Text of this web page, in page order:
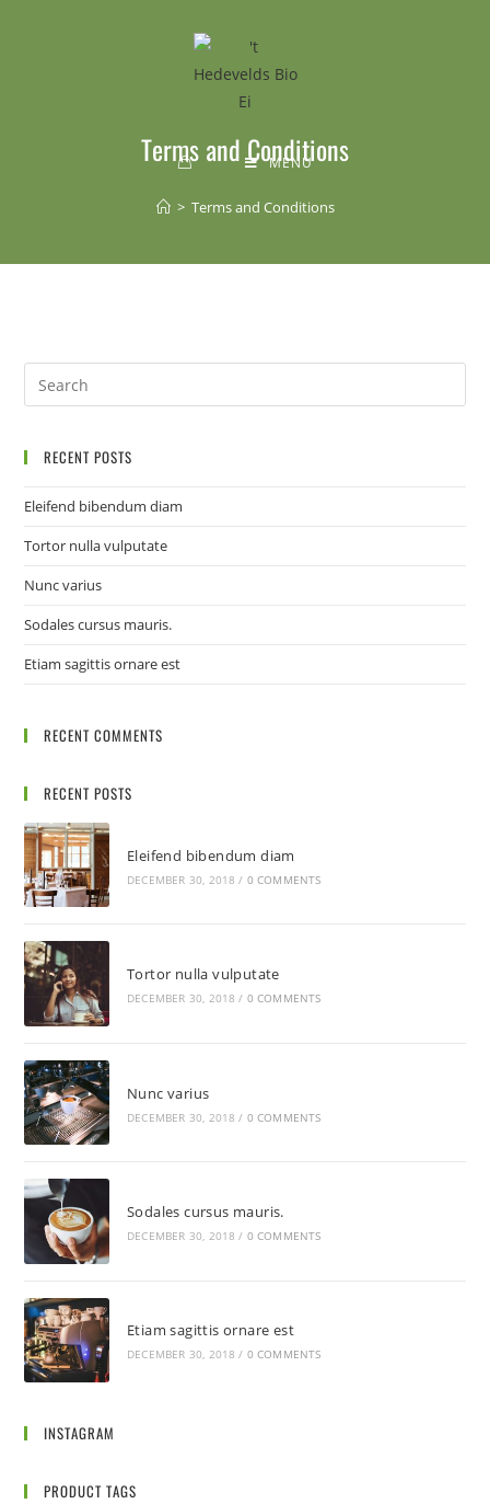
MENU
Terms and Conditions
> Terms and Conditions
RECENT POSTS
Eleifend bibendum diam
Tortor nulla vulputate
Nunc varius
Sodales cursus mauris.
Etiam sagittis ornare est
RECENT COMMENTS
RECENT POSTS
Eleifend bibendum diam
DECEMBER 30, 2018 / 0 COMMENTS
Tortor nulla vulputate
DECEMBER 30, 2018 / 0 COMMENTS
Nunc varius
DECEMBER 30, 2018 / 0 COMMENTS
Sodales cursus mauris.
DECEMBER 30, 2018 / 0 COMMENTS
Etiam sagittis ornare est
DECEMBER 30, 2018 / 0 COMMENTS
INSTAGRAM
PRODUCT TAGS